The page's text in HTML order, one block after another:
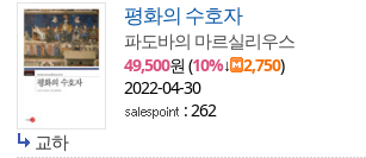
평화의 수호자
파도바의 마르실리우스
49,500원 (10%↓ 2,750)
2022-04-30
: 262
교하